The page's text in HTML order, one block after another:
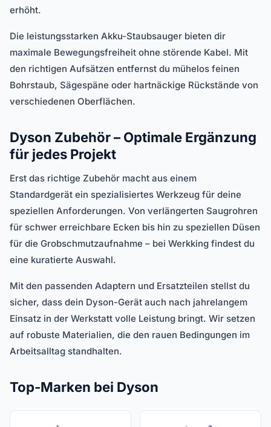
erhöht.
Die leistungsstarken Akku-Staubsauger bieten dir
maximale Bewegungsfreiheit ohne störende Kabel. Mit
den richtigen Aufsätzen entfernst du mühelos feinen
Bohrstaub, Sägespäne oder hartnäckige Rückstände von
verschiedenen Oberflächen.
Dyson Zubehör – Optimale Ergänzung
für jedes Projekt
Erst das richtige Zubehör macht aus einem
Standardgerät ein spezialisiertes Werkzeug für deine
speziellen Anforderungen. Von verlängerten Saugrohren
für schwer erreichbare Ecken bis hin zu speziellen Düsen
für die Grobschmutzaufnahme – bei Werkking findest du
eine kuratierte Auswahl.
Mit den passenden Adaptern und Ersatzteilen stellst du
sicher, dass dein Dyson-Gerät auch nach jahrelangem
Einsatz in der Werkstatt volle Leistung bringt. Wir setzen
auf robuste Materialien, die den rauen Bedingungen im
Arbeitsalltag standhalten.
Top-Marken bei Dyson